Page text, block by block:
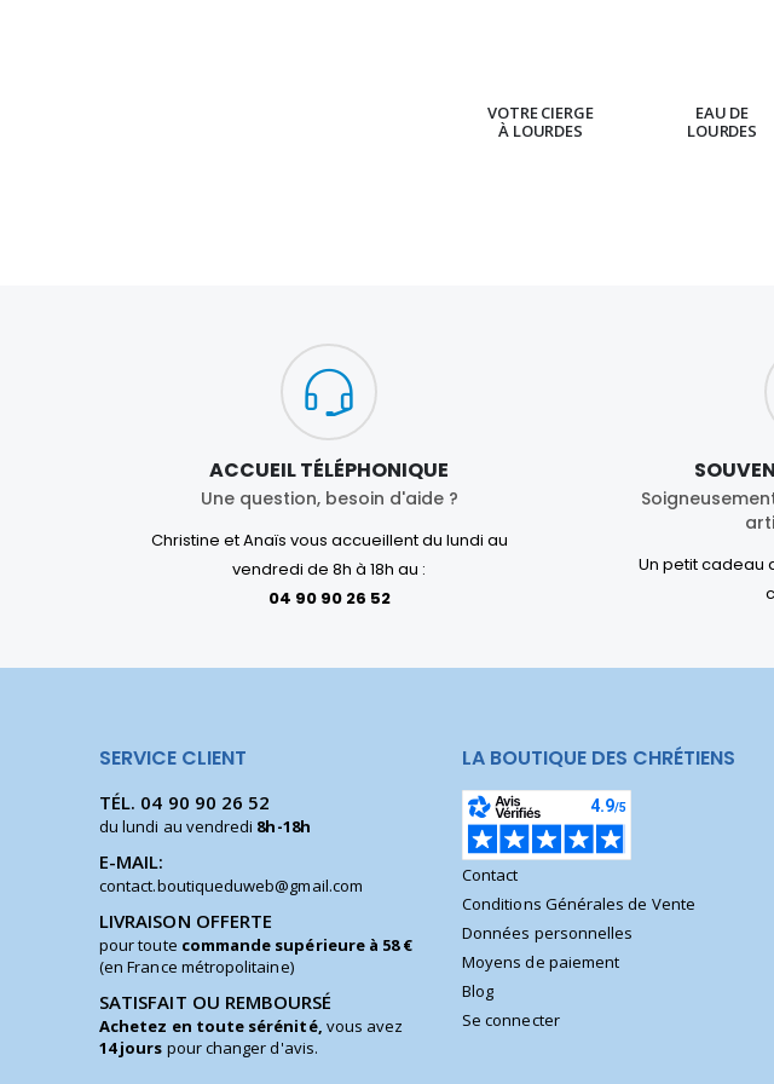
VOTRE CIERGE
À LOURDES
EAU DE
LOURDES
ACCUEIL TÉLÉPHONIQUE
Une question, besoin d'aide ?
Christine et Anaïs vous accueillent du lundi au
vendredi de 8h à 18h au :
04 90 90 26 52
Un petit cadeau
SERVICE CLIENT
TÉL. 04 90 90 26 52
du lundi au vendredi 8h-18h
E-MAIL:
contact.boutiqueduweb@gmail.com
LIVRAISON OFFERTE
pour toute commande supérieure à 58 €
(en France métropolitaine)
SATISFAIT OU REMBOURSÉ
Achetez en toute sérénité, vous avez
14 jours pour changer d'avis.
LA BOUTIQUE DES CHRÉTIENS
Contact
Conditions Générales de Vente
Données personnelles
Moyens de paiement
Blog
Se connecter